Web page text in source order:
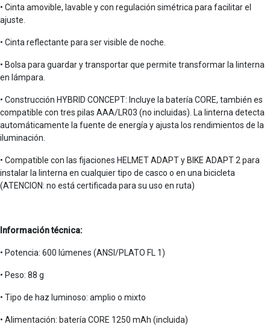
• Cinta amovible, lavable y con regulación simétrica para facilitar el
ajuste.
• Cinta reflectante para ser visible de noche.
• Bolsa para guardar y transportar que permite transformar la linterna
en lámpara.
• Construcción HYBRID CONCEPT: Incluye la batería CORE, también es
compatible con tres pilas AAA/LR03 (no incluidas). La linterna detecta
automáticamente la fuente de energía y ajusta los rendimientos de la
iluminación.
• Compatible con las fijaciones HELMET ADAPT y BIKE ADAPT 2 para
instalar la linterna en cualquier tipo de casco o en una bicicleta
(ATENCION: no está certificada para su uso en ruta)
Información técnica:
• Potencia: 600 lúmenes (ANSI/PLATO FL 1)
• Peso: 88 g
• Tipo de haz luminoso: amplio o mixto
• Alimentación: batería CORE 1250 mAh (incluida)